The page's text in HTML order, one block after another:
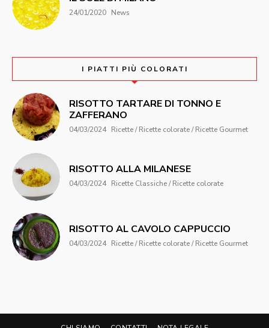
24/01/2020 News
I PIATTI PIÙ COLORATI
RISOTTO TARTARE DI TONNO E
ZAFFERANO
04/03/2024 Ricette / Ricette colorate / Ricette Gourmet
RISOTTO ALLA MILANESE
04/03/2024 Ricette Classiche / Ricette colorate
RISOTTO AL CAVOLO CAPPUCCIO
04/03/2024 Ricette / Ricette colorate / Ricette Gourmet